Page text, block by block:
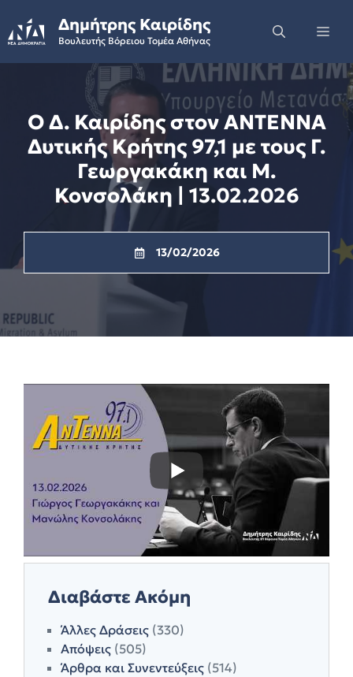
to
content
Δημήτρης Καιρίδης
Βουλευτής Βόρειου Τομέα Αθήνας
Ο Δ. Καιρίδης στον ΑΝΤΕΝΝΑ
Δυτικής Κρήτης 97,1 με τους Γ.
Γεωργακάκη και Μ.
Κονσολάκη | 13.02.2026
13/02/2026
Διαβάστε Ακόμη
Άλλες Δράσεις (330)
Απόψεις (505)
Άρθρα και Συνεντεύξεις (514)